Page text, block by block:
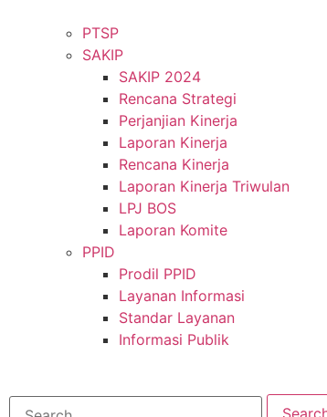
PTSP
SAKIP
SAKIP 2024
Rencana Strategi
Perjanjian Kinerja
Laporan Kinerja
Rencana Kinerja
Laporan Kinerja Triwulan
LPJ BOS
Laporan Komite
PPID
Prodil PPID
Layanan Informasi
Standar Layanan
Informasi Publik